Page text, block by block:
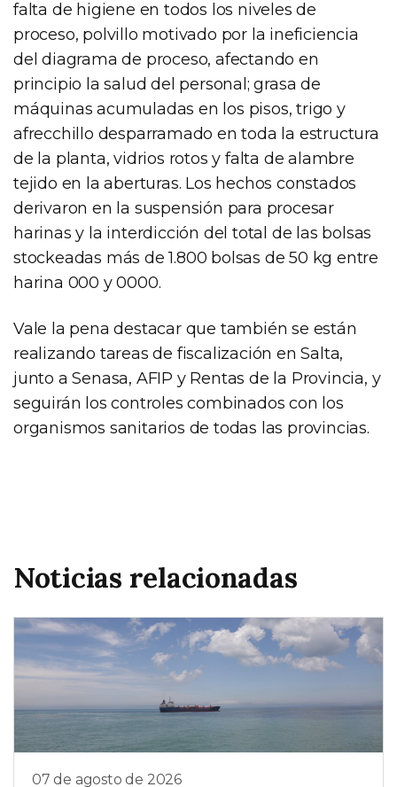
falta de higiene en todos los niveles de
proceso, polvillo motivado por la ineficiencia
del diagrama de proceso, afectando en
principio la salud del personal; grasa de
máquinas acumuladas en los pisos, trigo y
afrecchillo desparramado en toda la estructura
de la planta, vidrios rotos y falta de alambre
tejido en la aberturas. Los hechos constados
derivaron en la suspensión para procesar
harinas y la interdicción del total de las bolsas
stockeadas más de 1.800 bolsas de 50 kg entre
harina 000 y 0000.
Vale la pena destacar que también se están
realizando tareas de fiscalización en Salta,
junto a Senasa, AFIP y Rentas de la Provincia, y
seguirán los controles combinados con los
organismos sanitarios de todas las provincias.
Noticias relacionadas
07 de agosto de 2026